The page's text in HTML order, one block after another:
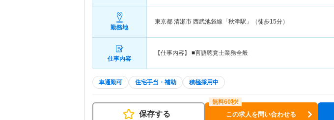
勤務地
東京都 清瀬市 西武池袋線「秋津駅」（徒歩15分）
仕事内容
【仕事内容】 ■言語聴覚士業務全般
車通勤可 住宅手当・補助 積極採用中
保存する この求人を問い合わせる